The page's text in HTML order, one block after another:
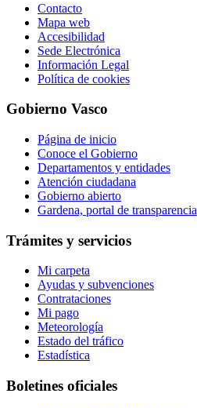
Contacto
Mapa web
Accesibilidad
Sede Electrónica
Información Legal
Política de cookies
Gobierno Vasco
Página de inicio
Conoce el Gobierno
Departamentos y entidades
Atención ciudadana
Gobierno abierto
Gardena, portal de transparencia
Trámites y servicios
Mi carpeta
Ayudas y subvenciones
Contrataciones
Mi pago
Meteorología
Estado del tráfico
Estadística
Boletines oficiales